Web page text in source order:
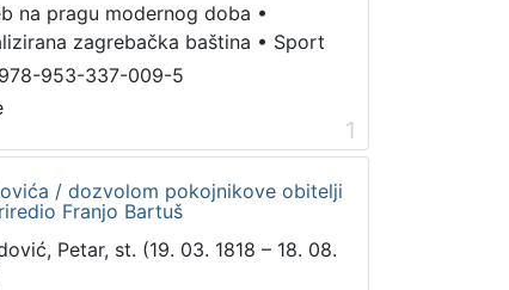
na pragu modernog doba •
zagrebačka baština • Sport
953-337-009-5
1
/ dozvolom pokojnikove obitelji
Franjo Bartuš
Petar, st. (19. 03. 1818 – 18. 08.